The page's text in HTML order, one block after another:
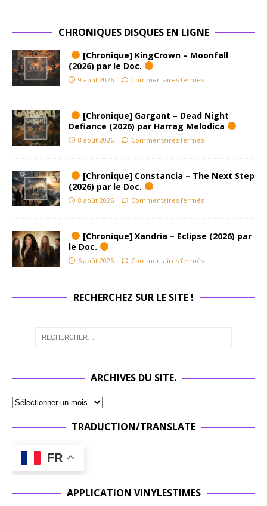
CHRONIQUES DISQUES EN LIGNE
[Chronique] KingCrown – Moonfall
(2026) par le Doc.
9 août 2026 Commentaires fermés
[Chronique] Gargant – Dead Night
Defiance (2026) par Harrag Melodica
8 août 2026 Commentaires fermés
[Chronique] Constancia – The Next Step
(2026) par le Doc.
8 août 2026 Commentaires fermés
[Chronique] Xandria – Eclipse (2026) par
le Doc.
6 août 2026 Commentaires fermés
RECHERCHEZ SUR LE SITE !
ARCHIVES DU SITE.
TRADUCTION/TRANSLATE
FR
APPLICATION VINYLESTIMES